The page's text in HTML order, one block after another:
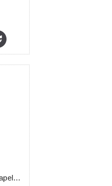
Barber Line Rolo Papel Pescoço 5 Unidades